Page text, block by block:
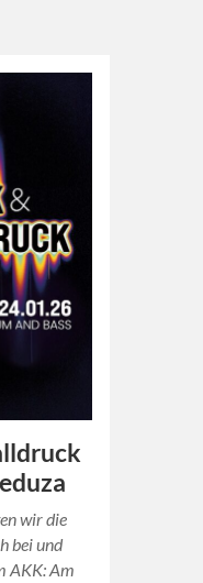
wir die
bei und
AKK: Am